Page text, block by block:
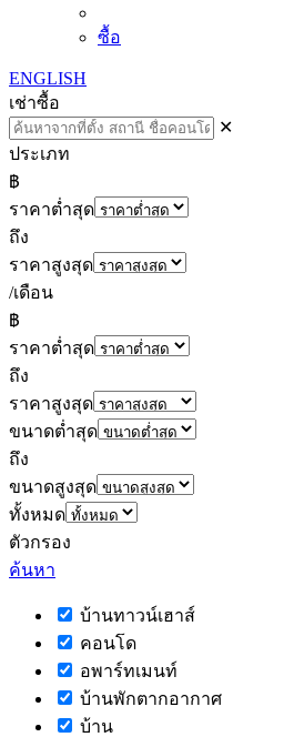
ซื้อ
ENGLISH
เช่าซื้อ
✕
ประเภท
฿
ราคาต่ำสุด
ถึง
ราคาสูงสุด
/เดือน
฿
ราคาต่ำสุด
ถึง
ราคาสูงสุด
ขนาดต่ำสุด
ถึง
ขนาดสูงสุด
ทั้งหมด
ตัวกรอง
ค้นหา
บ้านทาวน์เฮาส์
คอนโด
อพาร์ทเมนท์
บ้านพักตากอากาศ
บ้าน